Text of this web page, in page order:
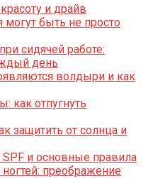
и драйв
могут быть не просто
сидячей работе:
день
волдыри и как
как отпугнуть
защитить от солнца и
и основные правила
преображение